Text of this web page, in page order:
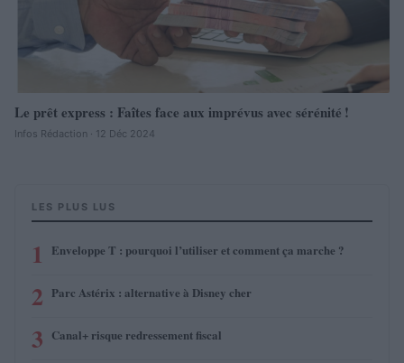
Le prêt express : Faîtes face aux imprévus avec sérénité !
Infos Rédaction · 12 Déc 2024
LES PLUS LUS
1 Enveloppe T : pourquoi l’utiliser et comment ça marche ?
2 Parc Astérix : alternative à Disney cher
3 Canal+ risque redressement fiscal